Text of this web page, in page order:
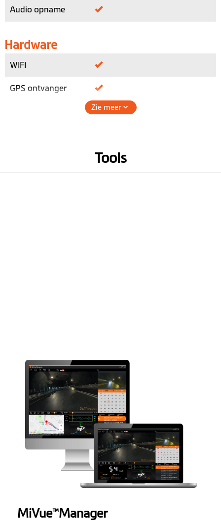
Audio opname
Hardware
WIFI
GPS ontvanger
Software
Video back-up
Evenement
opname
EV-aanpassing
Aangepaste video-
app voor telefoon MiVue™ Pro
Zie meer
Tools
MiVue™Manager